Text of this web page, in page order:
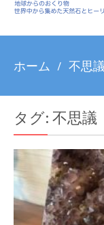
ホーム 不思議
タグ: 不思議